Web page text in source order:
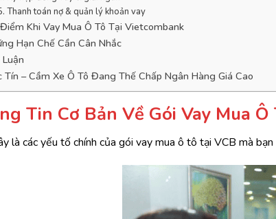
Thanh toán nợ & quản lý khoản vay
Khi Vay Mua Ô Tô Tại Vietcombank
Hạn Chế Cần Cân Nhắc
Tín – Cầm Xe Ô Tô Đang Thế Chấp Ngân Hàng Giá Cao
Tin Cơ Bản Về Gói Vay Mua
là các yếu tố chính của gói vay mua ô tô tại VCB mà bạn